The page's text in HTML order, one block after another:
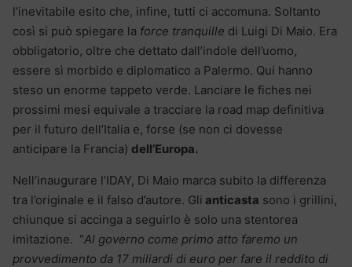
l’inevitabile esito che, infine, tutti ci accomuna. Soltanto
così si può spiegare la force tranquille di Luigi Di Maio. Era
obbligatorio, oltre che dettato dall’indole dell’uomo,
essere sì morbido e diplomatico a Palermo. Qui hanno
steso un enorme tappeto verde. Lanciare le fiches nei
prossimi mesi equivale a tracciare la road map definitiva
per il futuro dell’Italia e, forse (se non ci dovesse
anticipare la Francia) dell’Europa.
Nell’inaugurare l’IDAY, Di Maio marca subito la differenza
tra l’originale e il falso d’autore. Gli anticasta sono i grillini,
chiunque si accinga a seguirlo è solo una stentorea
imitazione. “Al governo come primo atto faremo un
provvedimento da 17 miliardi di euro per fare il reddito di